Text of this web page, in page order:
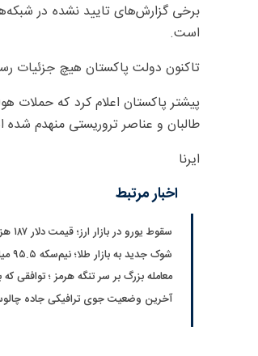
برخی گزارش‌های تایید نشده در
است.
تاکنون دولت پاکستان هیچ جزئیات
پیشتر پاکستان اعلام کرد که حملات
طالبان و عناصر تروریستی منهدم
ایرنا
اخبار مرتبط
سقوط یورو در بازار ارز؛ قیمت دلار ۱۸۷ هزار تومان شد
شوک جدید به بازار طلا؛ نیم‌سکه ۹۵.۵ میلیون شد+جدول
معامله بزرگ بر سر تنگه هرمز ؛ توافقی
آخرین وضعیت جوی ترافیکی جاده